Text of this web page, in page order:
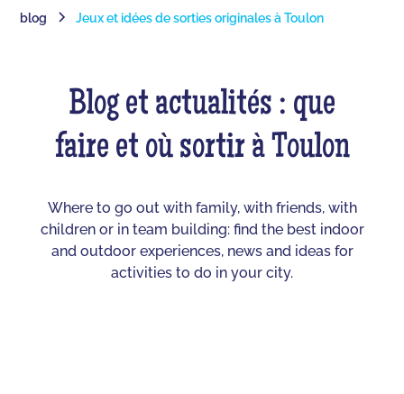
blog Jeux et idées de sorties originales à Toulon
Blog et actualités : que
faire et où sortir à Toulon
Where to go out with family, with friends, with
children or in team building: find the best indoor
and outdoor experiences, news and ideas for
activities to do in your city.